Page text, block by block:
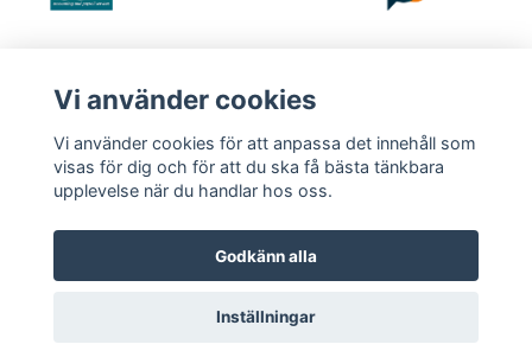
© 2026 Karin IsbergPowered by Quickbutik
Vi använder cookies
Vi använder cookies för att anpassa det innehåll som
visas för dig och för att du ska få bästa tänkbara
upplevelse när du handlar hos oss.
Godkänn alla
Inställningar